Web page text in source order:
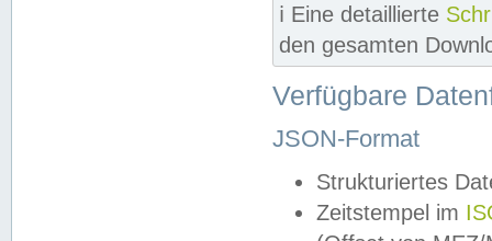
ℹ️ Eine detaillierte
den gesamten
Verfügbare
JSON-Format
Strukturiertes
Zeitstempel im